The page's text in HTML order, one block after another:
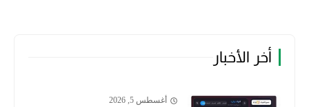
أخر الأخبار
أغسطس 5, 2026